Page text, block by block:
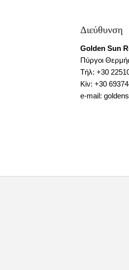
Διεύθυνση
Golden Sun
Πύργοι
Τήλ: +30
Κίν: +30
e-mail: